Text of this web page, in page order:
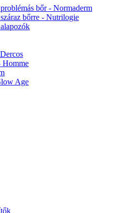
bőr - Normaderm
bőrre - Nutrilogie
Homme
Age